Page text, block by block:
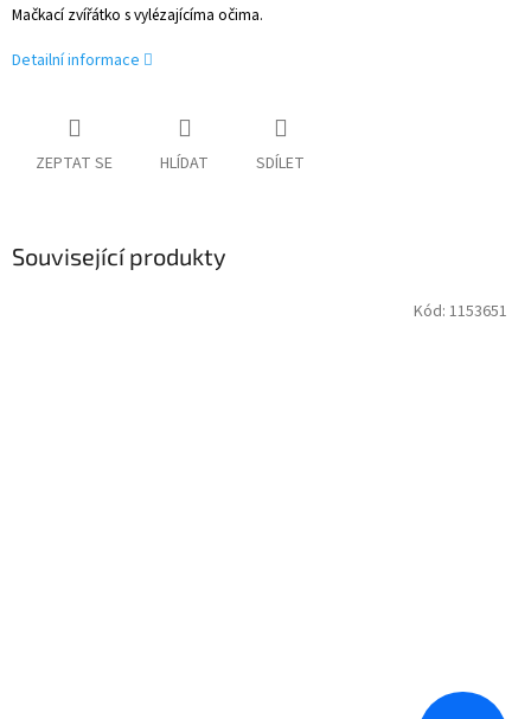
Mačkací zvířátko s vylézajícíma očima.
Detailní informace
ZEPTAT SE HLÍDAT SDÍLET
Související produkty
Kód: 1153651